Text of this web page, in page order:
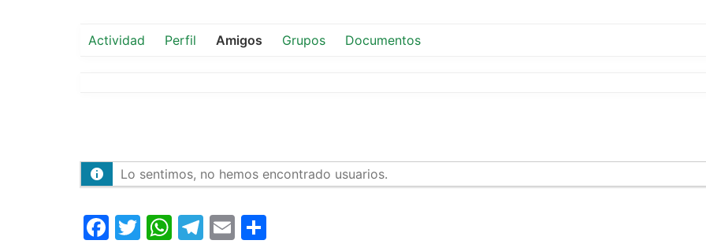
Actividad Perfil Amigos Grupos Documentos
Lo sentimos, no hemos encontrado usuarios.
Facebook
Twitter
WhatsApp
Telegram
Email